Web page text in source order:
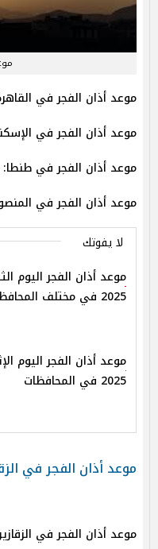
موعد أذان الفجر في القاهرة:
موعد أذان الفجر في
موعد أذان الفجر في طنطا: 4:42ص
موعد أذان الفجر في المنصورة:
لا يفوتك
2025 في مختلف المحافظات
2025 في المحافظات
موعد أذان الفجر في
موعد أذان الفجر في الزقازيق: